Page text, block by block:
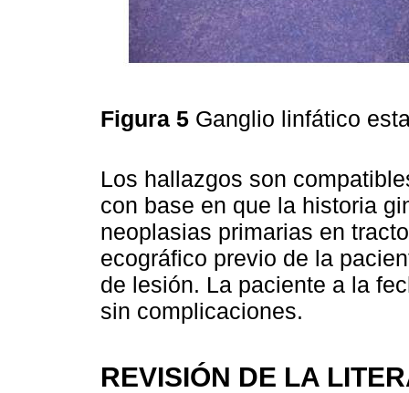
Figura 5 Ganglio linfático
Los hallazgos son
con base en que la historia
neoplasias primarias en
ecográfico previo de la
de lesión. La paciente a la
sin complicaciones.
REVISIÓN DE LA